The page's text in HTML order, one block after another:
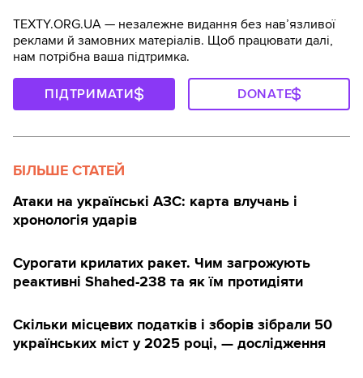
TEXTY.ORG.UA — незалежне видання без навʼязливої
реклами й замовних матеріалів. Щоб працювати далі,
нам потрібна ваша підтримка.
ПІДТРИМАТИ DONATE
БІЛЬШЕ СТАТЕЙ
Атаки на українські АЗС: карта влучань і
хронологія ударів
Сурогати крилатих ракет. Чим загрожують
реактивні Shahed-238 та як їм протидіяти
Скільки місцевих податків і зборів зібрали 50
українських міст у 2025 році, — дослідження